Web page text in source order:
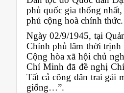
phủ quốc gia thống
phủ cộng hoà chính thức.
Ngày 02/9/1945, tại
Chính phủ lâm thời trịnh
Cộng hòa xã hội chủ
Chí Minh đã đề nghị
Tất cả công dân trai gái
giống…”.